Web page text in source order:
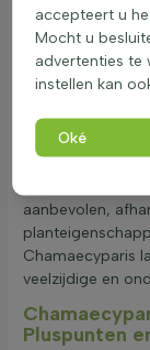
huisdieren. De
strakke,
hem een
solitair. De
coniferen of
tuinontwerp. Bij
te houden met
aanbevolen,
Chamaecyparis
veelzijdige en
Pluspunten
accepteert u
Mocht u
advertenties te
instellen kan
Oké